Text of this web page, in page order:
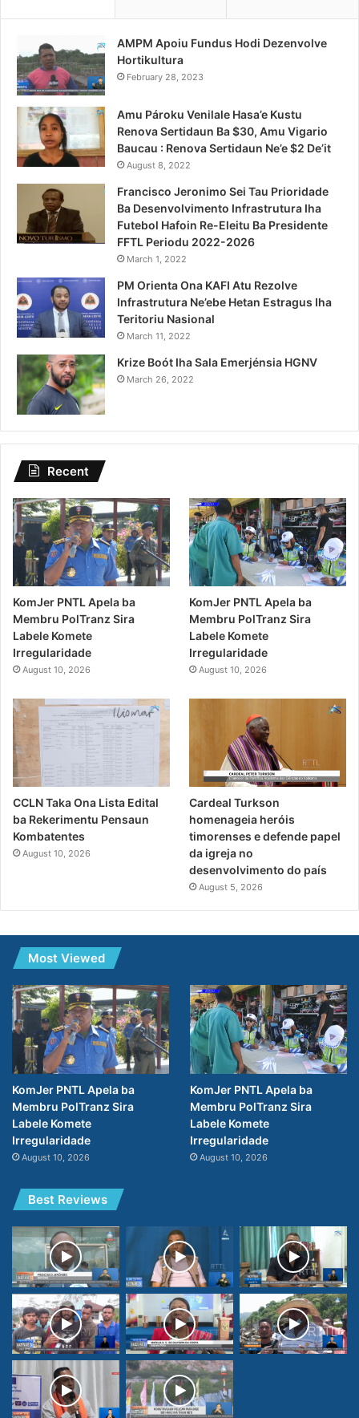
AMPM Apoiu Fundus Hodi Dezenvolve
Hortikultura
February 28, 2023
Amu Pároku Venilale Hasa’e Kustu
Renova Sertidaun Ba $30, Amu Vigario
Baucau : Renova Sertidaun Ne’e $2 De’it
August 8, 2022
Francisco Jeronimo Sei Tau Prioridade
Ba Desenvolvimento Infrastrutura Iha
Futebol Hafoin Re-Eleitu Ba Presidente
FFTL Periodu 2022-2026
March 1, 2022
PM Orienta Ona KAFI Atu Rezolve
Infrastrutura Ne’ebe Hetan Estragus Iha
Teritoriu Nasional
March 11, 2022
Krize Boót Iha Sala Emerjénsia HGNV
March 26, 2022
Recent
KomJer PNTL Apela ba
Membru PolTranz Sira
Labele Komete
Irregularidade
August 10, 2026
KomJer PNTL Apela ba
Membru PolTranz Sira
Labele Komete
Irregularidade
August 10, 2026
CCLN Taka Ona Lista Edital
ba Rekerimentu Pensaun
Kombatentes
August 10, 2026
Cardeal Turkson
homenageia heróis
timorenses e defende papel
da igreja no
desenvolvimento do país
August 5, 2026
Most Viewed
KomJer PNTL Apela ba
Membru PolTranz Sira
Labele Komete
Irregularidade
August 10, 2026
KomJer PNTL Apela ba
Membru PolTranz Sira
Labele Komete
Irregularidade
August 10, 2026
Best Reviews